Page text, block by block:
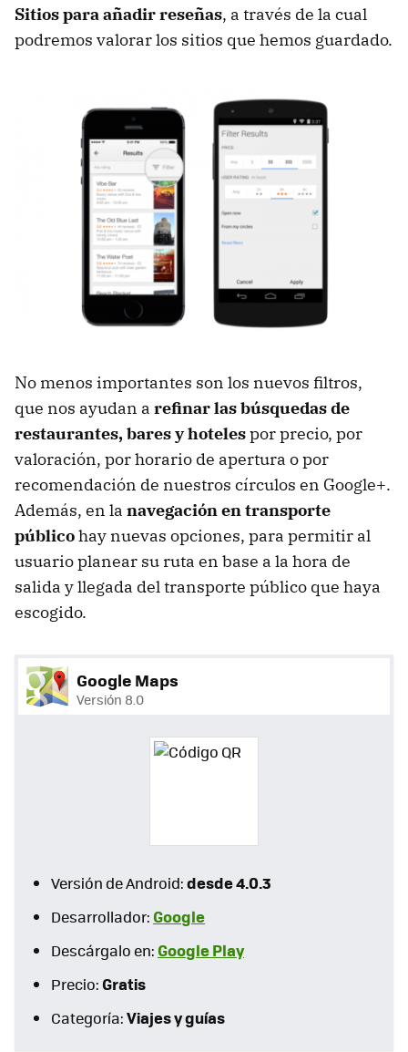
Sitios para añadir reseñas, a través de la cual
podremos valorar los sitios que hemos guardado.
No menos importantes son los nuevos filtros,
que nos ayudan a refinar las búsquedas de
restaurantes, bares y hotelespor precio, por
valoración, por horario de apertura o por
recomendación de nuestros círculos en Google+.
Además, en la navegación en transporte
públicohay nuevas opciones, para permitir al
usuario planear su ruta en base a la hora de
salida y llegada del transporte público que haya
escogido.
Google Maps
Versión 8.0
Versión de Android:desde 4.0.3
Desarrollador:Google
Descárgalo en:Google Play
Precio:Gratis
Categoría:Viajes y guías